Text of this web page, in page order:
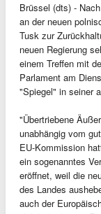
Brüssel (dts) -
an der neuen
Tusk zur
neuen Regierung
einem Treffen mit
Parlament am
"Spiegel" in seiner
"Übertriebene
unabhängig vom
EU-Kommission
ein sogenanntes
eröffnet, weil die
des Landes
auch der